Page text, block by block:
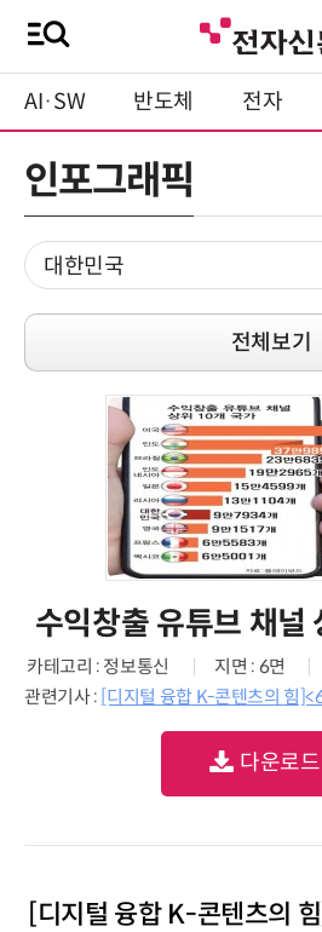
AI·SW 반도체 전자
인포그래픽
전체보기
수익창출 유튜브 채널
카테고리 : 정보통신 지면 : 6면
관련기사 : [디지털 융합 K-콘텐츠의 힘]<6>크리에
다운로드
[디지털 융합 K-콘텐츠의